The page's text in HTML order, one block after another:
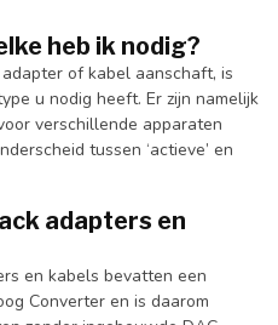
heb ik nodig?
of kabel aanschaft, is
u nodig heeft. Er zijn namelijk
verschillende apparaten
tussen ‘actieve’ en
adapters en
en kabels bevatten een
Converter en is daarom